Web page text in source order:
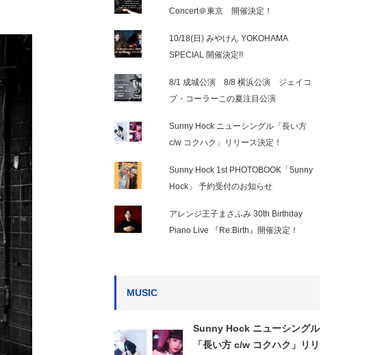
Concert＠東京 開催決定！
10/18(日) みやけん YOKOHAMA
SPECIAL 開催決定!!
8/1 成城公演 8/8 横浜公演 ジェイコ
ブ・コーラーこの夏注目公演
Sunny Hock ニューシングル「長い方
c/w コクハク」リリース決定！
Sunny Hock 1st PHOTOBOOK「5unny
Hock」 予約受付のお知らせ
アレンジ王子まさふみ 30th Birthday
Piano Live 『Re:Birth』開催決定！
MUSIC
Sunny Hock ニューシングル
「長い方 c/w コクハク」リリ